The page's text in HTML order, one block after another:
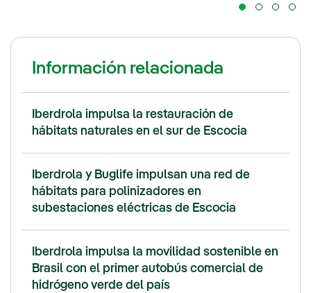
Información relacionada
Iberdrola impulsa la restauración de
hábitats naturales en el sur de Escocia
Iberdrola y Buglife impulsan una red de
hábitats para polinizadores en
subestaciones eléctricas de Escocia
Iberdrola impulsa la movilidad sostenible en
Brasil con el primer autobús comercial de
hidrógeno verde del país